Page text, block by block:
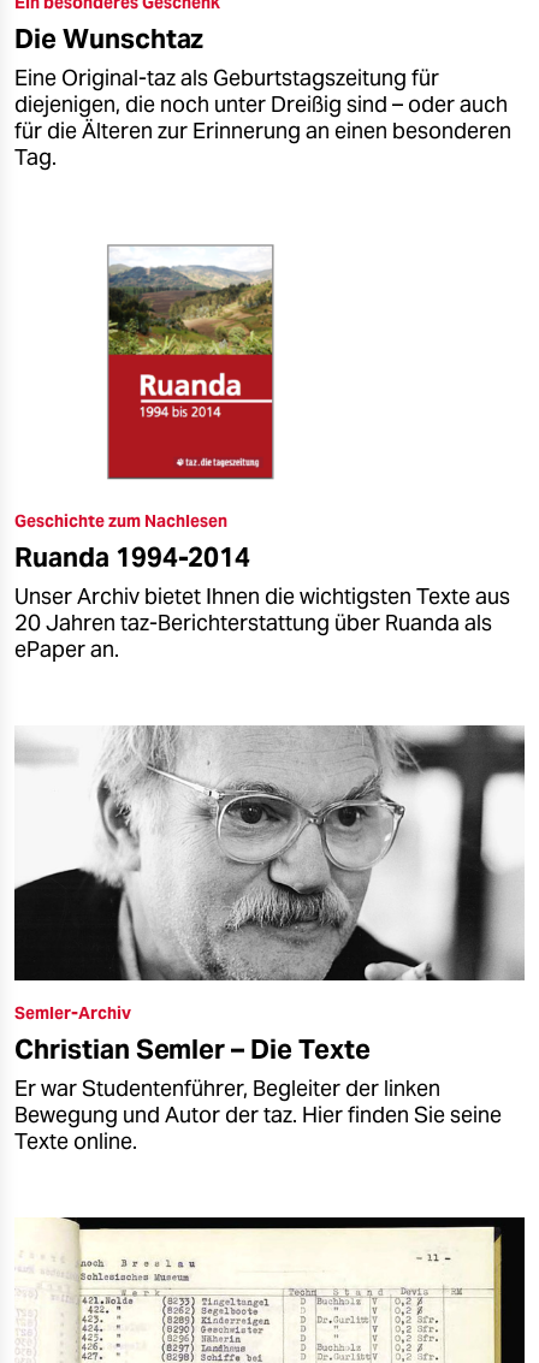
epaper login
Die Wunschtaz
Eine Original-taz als Geburtstagszeitung für
diejenigen, die noch unter Dreißig sind – oder auch
für die Älteren zur Erinnerung an einen besonderen
Tag.
Geschichte zum Nachlesen
Ruanda 1994-2014
Unser Archiv bietet Ihnen die wichtigsten Texte aus
20 Jahren taz-Berichterstattung über Ruanda als
ePaper an.
Semler-Archiv
Christian Semler – Die Texte
Er war Studentenführer, Begleiter der linken
Bewegung und Autor der taz. Hier finden Sie seine
Texte online.